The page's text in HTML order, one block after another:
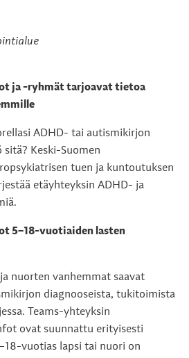
ja -ryhmät tarjoavat tietoa
ADHD- tai autismikirjon
Keski-Suomen
tuen ja kuntoutuksen
etäyhteyksin ADHD- ja
5–18-vuotiaiden lasten
nuorten vanhemmat saavat
diagnooseista, tukitoimista
Teams-yhteyksin
ovat suunnattu erityisesti
vuotias lapsi tai nuori on